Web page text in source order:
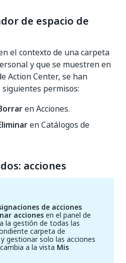
de espacio de
el contexto de una carpeta
y que se muestren en
Action Center, se han
siguientes permisos:
en Acciones.
en Catálogos de
acciones
de acciones
accionesen el panel de
la gestión de todas las
carpeta de
gestionar solo las acciones
a la vista Mis